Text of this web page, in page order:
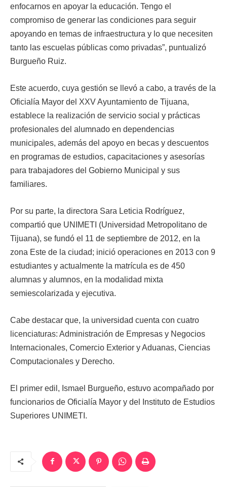
enfocarnos en apoyar la educación. Tengo el
compromiso de generar las condiciones para seguir
apoyando en temas de infraestructura y lo que necesiten
tanto las escuelas públicas como privadas”, puntualizó
Burgueño Ruiz.
Este acuerdo, cuya gestión se llevó a cabo, a través de la
Oficialía Mayor del XXV Ayuntamiento de Tijuana,
establece la realización de servicio social y prácticas
profesionales del alumnado en dependencias
municipales, además del apoyo en becas y descuentos
en programas de estudios, capacitaciones y asesorías
para trabajadores del Gobierno Municipal y sus
familiares.
Por su parte, la directora Sara Leticia Rodríguez,
compartió que UNIMETI (Universidad Metropolitano de
Tijuana), se fundó el 11 de septiembre de 2012, en la
zona Este de la ciudad; inició operaciones en 2013 con 9
estudiantes y actualmente la matrícula es de 450
alumnas y alumnos, en la modalidad mixta
semiescolarizada y ejecutiva.
Cabe destacar que, la universidad cuenta con cuatro
licenciaturas: Administración de Empresas y Negocios
Internacionales, Comercio Exterior y Aduanas, Ciencias
Computacionales y Derecho.
El primer edil, Ismael Burgueño, estuvo acompañado por
funcionarios de Oficialía Mayor y del Instituto de Estudios
Superiores UNIMETI.